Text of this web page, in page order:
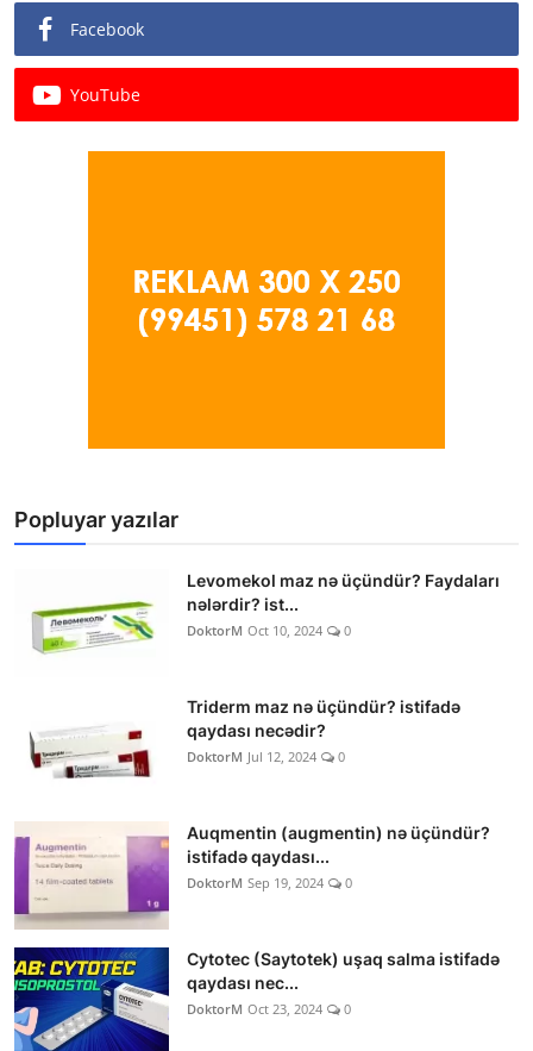
Facebook
YouTube
Popluyar yazılar
Levomekol maz nə üçündür? Faydaları
nələrdir? ist...
DoktorM Oct 10, 2024 0
Triderm maz nə üçündür? istifadə
qaydası necədir?
DoktorM Jul 12, 2024 0
Auqmentin (augmentin) nə üçündür?
istifadə qaydası...
DoktorM Sep 19, 2024 0
Cytotec (Saytotek) uşaq salma istifadə
qaydası nec...
DoktorM Oct 23, 2024 0